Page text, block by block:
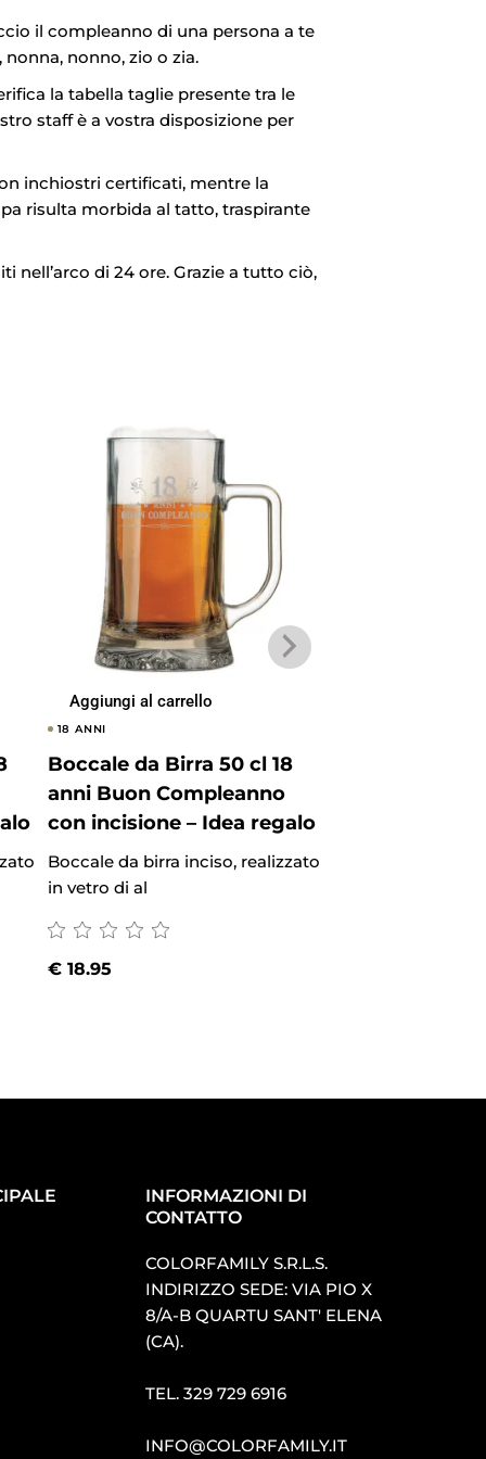
il compleanno di una persona a te
nonno, zio o zia.
la tabella taglie presente tra le
staff è a vostra disposizione per
inchiostri certificati, mentre la
risulta morbida al tatto, traspirante
di 24 ore. Grazie a tutto ciò,
Aggiungi al carrello
18 ANNI
Boccale da Birra 50 cl 18
anni Buon Compleanno
con incisione – Idea regalo
Boccale da birra inciso, realizzato
in vetro di al
€18.95
INFORMAZIONI DI
CONTATTO
COLORFAMILY S.R.L.S.
INDIRIZZO SEDE: VIA PIO X
8/A-B QUARTU SANT′ ELENA
(CA).
TEL.329 729 6916
INFO@COLORFAMILY.IT